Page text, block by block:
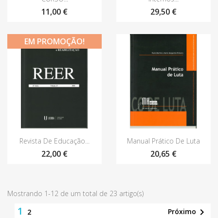
11,00 € 29,50 €
Vista rápida
Revista De Educação...
22,00 €
EM PROMOÇÃO!
Vista rápida
Manual Prático De Luta
20,65 €
Mostrando 1-12 de um total de 23 artigo(s)
1 2 Próximo 